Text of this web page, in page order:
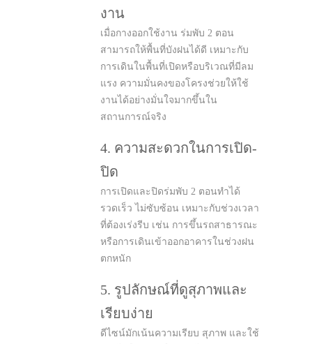
งาน
เมื่อกางออกใช้งาน ร่มพับ 2 ตอน
สามารถให้พื้นที่บังฝนได้ดี เหมาะกับ
การเดินในพื้นที่เปิดหรือบริเวณที่มีลม
แรง ความมั่นคงของโครงช่วยให้ใช้
งานได้อย่างมั่นใจมากขึ้นใน
สถานการณ์จริง
4. ความสะดวกในการเปิด-
ปิด
การเปิดและปิดร่มพับ 2 ตอนทำได้
รวดเร็ว ไม่ซับซ้อน เหมาะกับช่วงเวลา
ที่ต้องเร่งรีบ เช่น การขึ้นรถสาธารณะ
หรือการเดินเข้าออกอาคารในช่วงฝน
ตกหนัก
5. รูปลักษณ์ที่ดูสุภาพและ
เรียบง่าย
ดีไซน์มักเน้นความเรียบ สุภาพ และใช้